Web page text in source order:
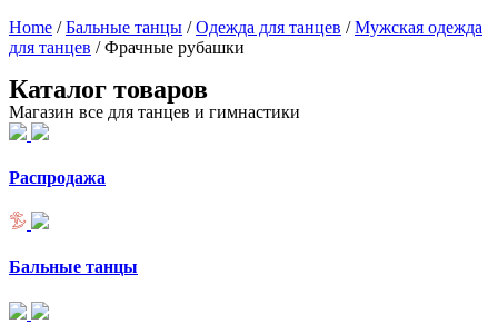
Home /Бальные танцы /Одежда для танцев /Мужская одежда
для танцев / Фрачные рубашки
Каталог товаров
Магазин все для танцев и гимнастики
Распродажа
Бальные танцы